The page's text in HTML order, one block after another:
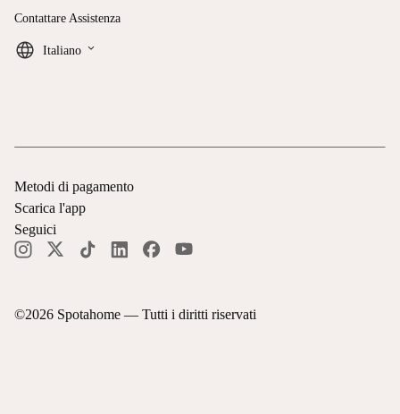
Contattare Assistenza
Italiano keyboard_arrow_down
©2026 Spotahome — Tutti i diritti riservati
Metodi di pagamento
Scarica l'app
Seguici